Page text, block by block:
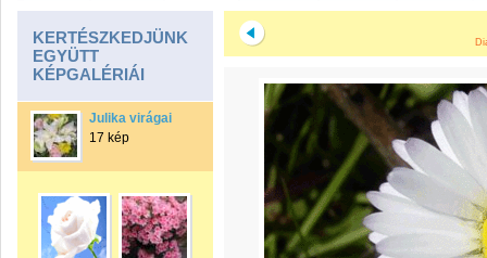
KERTÉSZKEDJÜNK
EGYÜTT
KÉPGALÉRIÁI
Julika virágai
17 kép